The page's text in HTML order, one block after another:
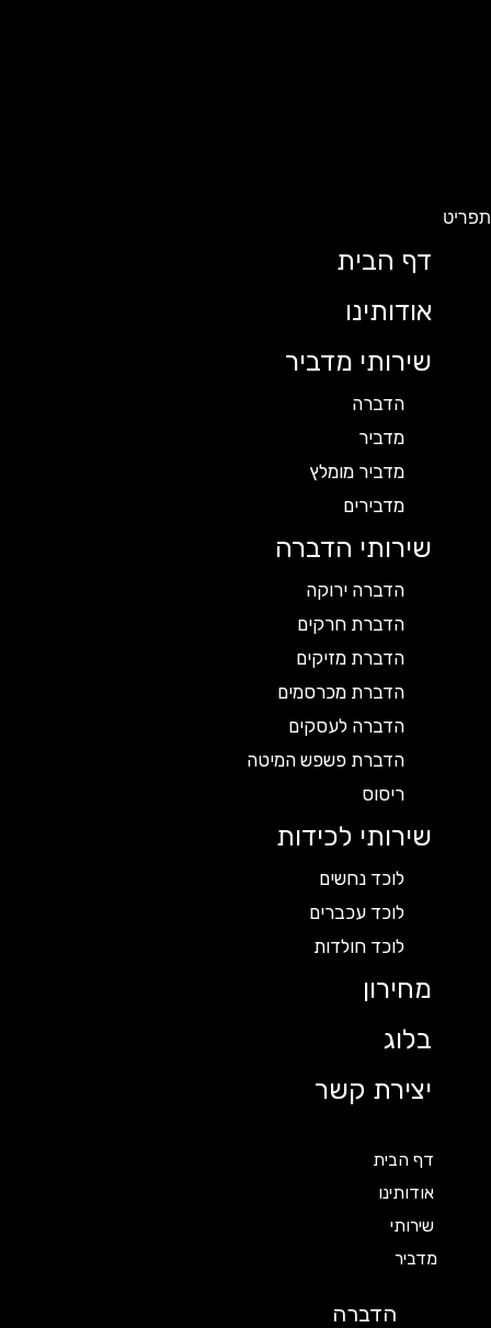
תפריט
דף הבית
אודותינו
שירותי מדביר
הדברה
מדביר
מדביר מומלץ
מדבירים
שירותי הדברה
הדברה ירוקה
הדברת חרקים
הדברת מזיקים
הדברת מכרסמים
הדברה לעסקים
הדברת פשפש המיטה
ריסוס
שירותי לכידות
לוכד נחשים
לוכד עכברים
לוכד חולדות
מחירון
בלוג
יצירת קשר
דף הבית
אודותינו
שירותי
מדביר
הדברה